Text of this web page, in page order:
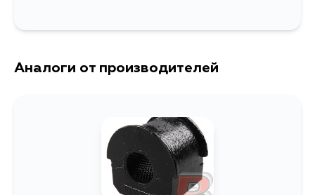
Аналоги от производителей